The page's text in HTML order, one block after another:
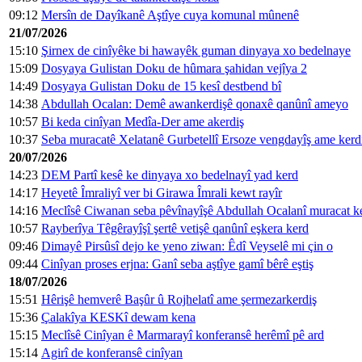
09:12 Mersîn de Dayîkanê Aştîye cuya komunal mûnenê
21/07/2026
15:10 Şirnex de cinîyêke bi hawayêk guman dinyaya xo bedelnaye
15:09 Dosyaya Gulistan Doku de hûmara şahidan vejîya 2
14:49 Dosyaya Gulistan Doku de 15 kesî destbend bî
14:38 Abdullah Ocalan: Demê awankerdişê qonaxê qanûnî ameyo
10:57 Bi keda cinîyan Medîa-Der ame akerdiş
10:37 Seba muracatê Xelatanê Gurbetellî Ersoze vengdayîş ame
20/07/2026
14:23 DEM Partî kesê ke dinyaya xo bedelnayî yad kerd
14:17 Heyetê Îmraliyî ver bi Girawa Îmrali kewt rayîr
14:16 Meclîsê Ciwanan seba pêvînayîşê Abdullah Ocalanî muracat
10:57 Rayberîya Têgêrayîşî şertê vetişê qanûnî eşkera kerd
09:46 Dimayê Pirsûsî dejo ke yeno ziwan: Êdî Veyselê mi çin o
09:44 Cinîyan proses erjna: Ganî seba aştîye gamî bêrê eştiş
18/07/2026
15:51 Hêrişê hemverê Başûr û Rojhelatî ame şermezarkerdiş
15:36 Çalakîya KESKî dewam kena
15:15 Meclîsê Cinîyan ê Marmarayî konferansê herêmî pê ard
15:14 Agirî de konferansê cinîyan